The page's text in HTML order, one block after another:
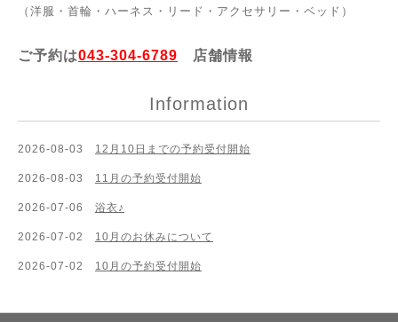
（洋服・首輪・ハーネス・リード・アクセサリー・ベッド）
ご予約は043-304-6789 店舗情報
Information
2026-08-03 12月10日までの予約受付開始
2026-08-03 11月の予約受付開始
2026-07-06 浴衣♪
2026-07-02 10月のお休みについて
2026-07-02 10月の予約受付開始